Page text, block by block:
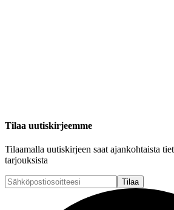
Tilaa uutiskirjeemme
Tilaamalla uutiskirjeen saat ajankohtaista
tarjouksista
Tilaa